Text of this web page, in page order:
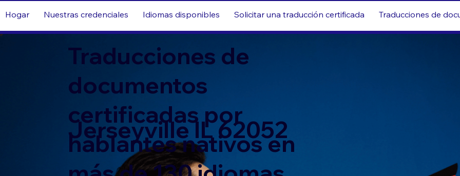
Hogar Nuestras credenciales Idiomas disponibles Solicitar una traducción certificada Traducciones de
Traducciones de
documentos
certificadas por
hablantes nativos en
Jerseyville IL 62052